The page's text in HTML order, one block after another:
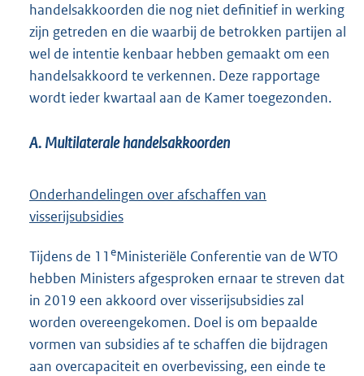
handelsakkoorden die nog niet definitief in werking
zijn getreden en die waarbij de betrokken partijen al
wel de intentie kenbaar hebben gemaakt om een
handelsakkoord te verkennen. Deze rapportage
wordt ieder kwartaal aan de Kamer toegezonden.
A. Multilaterale handelsakkoorden
Onderhandelingen over afschaffen van
visserijsubsidies
Tijdens de 11 eMinisteriële Conferentie van de WTO
hebben Ministers afgesproken ernaar te streven dat
in 2019 een akkoord over visserijsubsidies zal
worden overeengekomen. Doel is om bepaalde
vormen van subsidies af te schaffen die bijdragen
aan overcapaciteit en overbevissing, een einde te